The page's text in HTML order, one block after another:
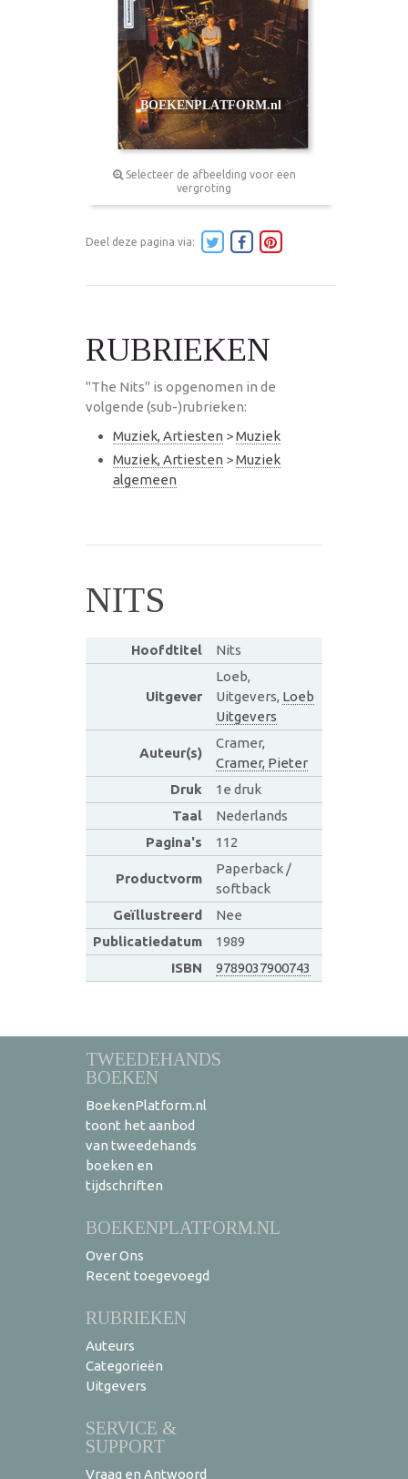
Selecteer de afbeelding voor een
vergroting
Deel deze pagina via:
RUBRIEKEN
"The Nits" is opgenomen in de
volgende (sub-)rubrieken:
Muziek, Artiesten >Muziek
Muziek, Artiesten >Muziek
algemeen
NITS
Hoofdtitel Nits
Uitgever
Loeb,
Uitgevers, Loeb
Uitgevers
Auteur(s)
Cramer,
Cramer, Pieter
Druk
1e druk
Taal
Nederlands
Pagina's
112
Productvorm
Paperback /
softback
Geïllustreerd
Nee
Publicatiedatum
1989
ISBN
9789037900743
TWEEDEHANDS
BOEKEN
BoekenPlatform.nl
toont het aanbod
van tweedehands
boeken en
tijdschriften
BOEKENPLATFORM.NL
Over Ons
Recent toegevoegd
RUBRIEKEN
Auteurs
Categorieën
Uitgevers
SERVICE &
SUPPORT
Vraag en Antwoord